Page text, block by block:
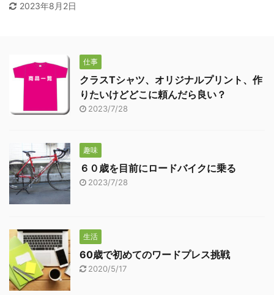
2023年8月2日
仕事
クラスTシャツ、オリジナルプリント、作
りたいけどどこに頼んだら良い？
2023/7/28
趣味
６０歳を目前にロードバイクに乗る
2023/7/28
生活
60歳で初めてのワードプレス挑戦
2020/5/17